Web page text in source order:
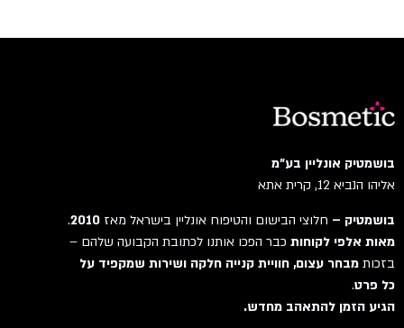
בושמטיק אונליין בע"מ
אליהו הנביא 12, קרית אתא
בושמטיק –חלוצי הבישום והטיפוח אונליין בישראל מאז2010
.
מאות אלפי לקוחותכבר הפכו אותנו לכתובת הקבועה שלהם –
בזכותמבחר עצום, חוויית קנייה חלקה ושירות שמקפיד על
כל פרט.
הגיע הזמן להתאהב מחדש.